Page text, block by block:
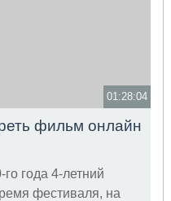
01:28:04
фильм онлайн
года 4-летний
фестиваля, на